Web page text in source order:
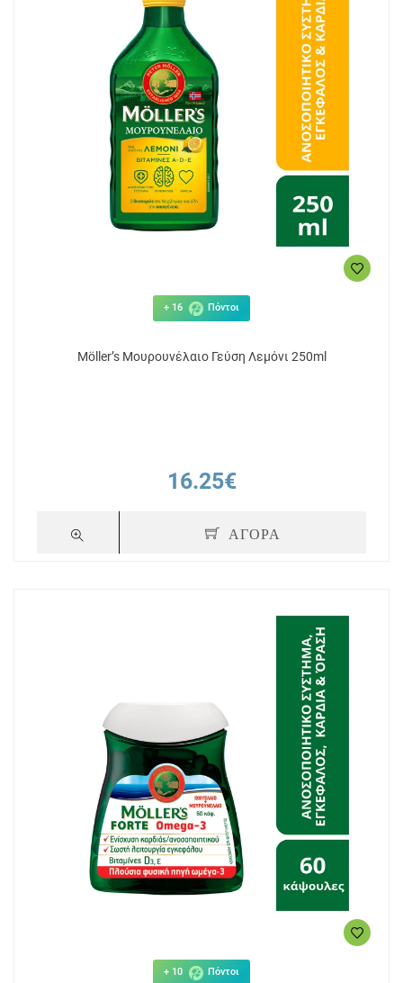
+ 16 Πόντοι
Möller’s Μουρουνέλαιο Γεύση Λεμόνι 250ml
16.25€
ΑΓΟΡΑ
+ 10 Πόντοι